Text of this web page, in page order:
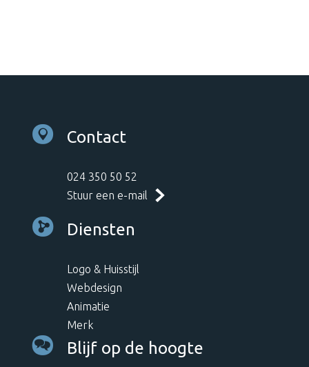
Contact
024 350 50 52
Stuur een e-mail
Diensten
Logo & Huisstijl
Webdesign
Animatie
Merk
Blijf op de hoogte